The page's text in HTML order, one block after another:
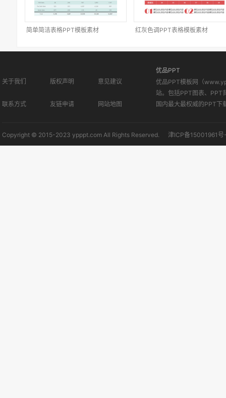
简单简洁表格PPT模板素材 红灰色调PPT表格模板素材
关于我们 版权声明 意见建议
联系方式 友链申请 网站地图
优品PPT
优品PPT模板网（
站。包括PPT图表、PPT
国内最大最权威的PPT下
Copyright © 2015-2023 ypppt.com All Rights Reserved. 津ICP备15001961号